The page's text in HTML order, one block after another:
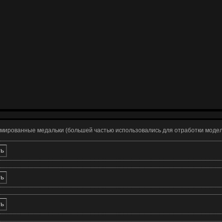
медальки (большей частью использовались для отработки